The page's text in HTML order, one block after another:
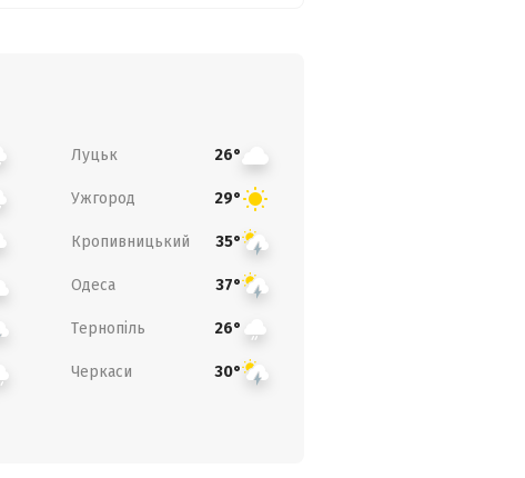
Луцьк 26°
Ужгород 29°
Кропивницький 35°
Одеса 37°
Тернопіль 26°
Черкаси 30°